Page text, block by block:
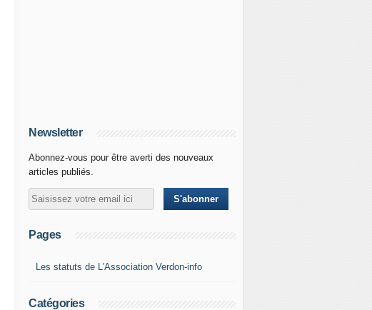
Newsletter
Abonnez-vous pour être averti des nouveaux
articles publiés.
Pages
Les statuts de L'Association Verdon-info
Catégories